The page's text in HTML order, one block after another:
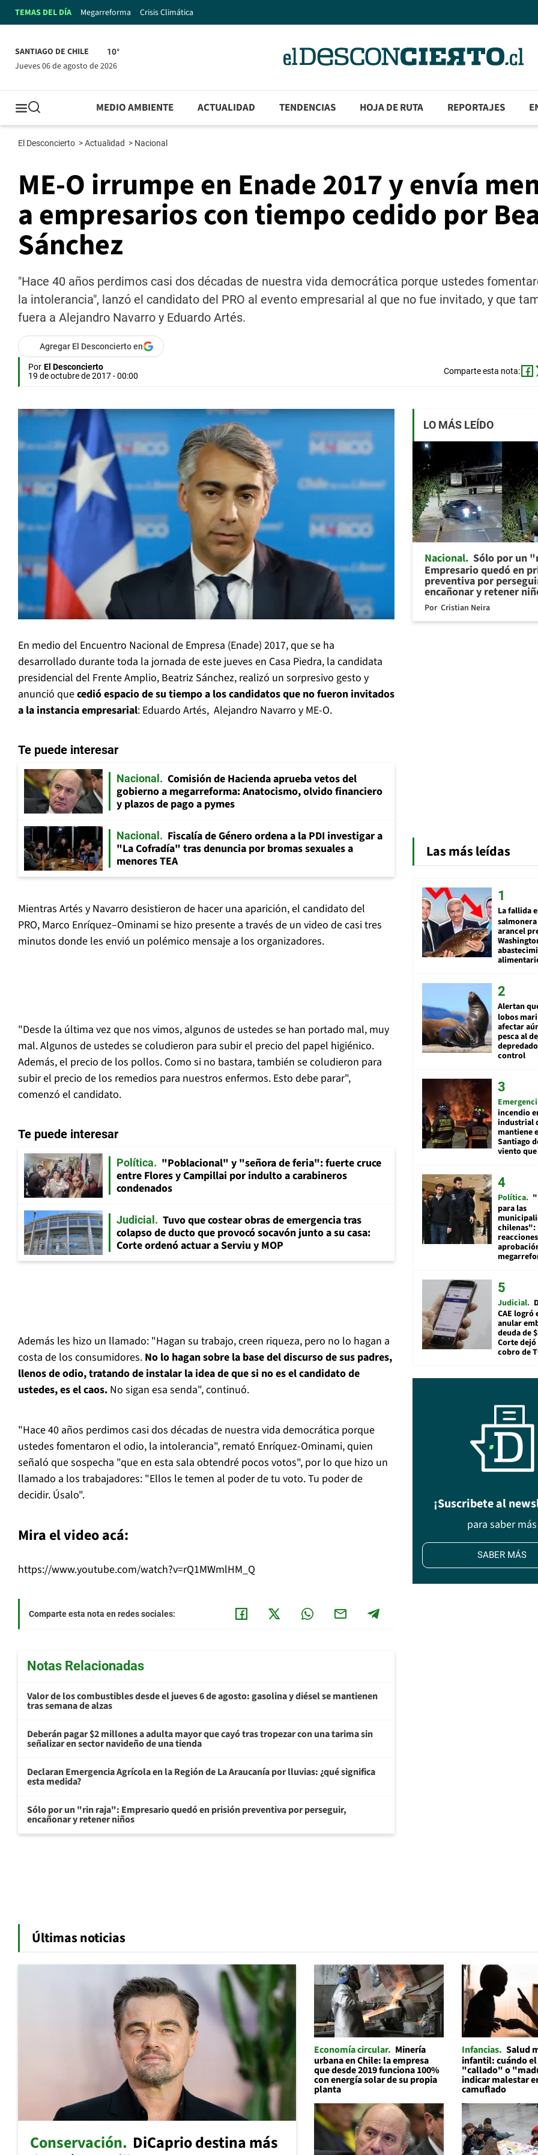
TEMAS DEL DÍA Megarreforma Crisis Climática
SANTIAGO DE CHILE 10°
jueves 06 de agosto de 2026
MEDIO AMBIENTE ACTUALIDAD TENDENCIAS HOJA DE RUTA REPORTAJES
El Desconcierto >Actualidad > Nacional
ME-O irrumpe en Enade 2017 y envía
a empresarios con tiempo cedido por
Sánchez
"Hace 40 años perdimos casi dos décadas de nuestra vida democrática porque ustedes
la intolerancia", lanzó el candidato del PRO al evento empresarial al que no fue invitado, y que
fuera a Alejandro Navarro y Eduardo Artés.
Agregar El Desconcierto en
Por El Desconcierto
19 de octubre de 2017 - 00:00
Comparte esta nota:
En medio del Encuentro Nacional de Empresa (Enade) 2017, que se ha
desarrollado durante toda la jornada de este jueves en Casa Piedra, la candidata
presidencial del Frente Amplio, Beatriz Sánchez, realizó un sorpresivo gesto y
anunció quecedió espacio de su tiempo a los candidatos que no fueron invitados
a la instancia empresarial: Eduardo Artés, Alejandro Navarro y ME-O.
Te puede interesar
Nacional
Comisión de Hacienda aprueba vetos del
gobierno a megarreforma: Anatocismo, olvido financiero
y plazos de pago a pymes
Nacional
Fiscalía de Género ordena a la PDI investigar a
"La Cofradía" tras denuncia por bromas sexuales a
menores TEA
Mientras Artés y Navarro desistieron de hacer una aparición, el candidato del
PRO, Marco Enríquez–Ominami se hizo presente a través de un video de casi tres
minutos donde les envió un polémico mensaje a los organizadores.
"Desde la última vez que nos vimos, algunos de ustedes se han portado mal, muy
mal. Algunos de ustedes se coludieron para subir el precio del papel higiénico.
Además, el precio de los pollos. Como si no bastara, también se coludieron para
subir el precio de los remedios para nuestros enfermos. Esto debe parar",
comenzó el candidato.
Te puede interesar
Política
"Poblacional" y "señora de feria": fuerte cruce
entre Flores y Campillai por indulto a carabineros
condenados
Judicial
Tuvo que costear obras de emergencia tras
colapso de ducto que provocó socavón junto a su casa:
Corte ordenó actuar a Serviu y MOP
Además les hizo un llamado: "Hagan su trabajo, creen riqueza, pero no lo hagan a
costa de los consumidores. No lo hagan sobre la base del discurso de sus padres,
llenos de odio, tratando de instalar la idea de que si no es el candidato de
ustedes, es el caos. No sigan esa senda", continuó.
"Hace 40 años perdimos casi dos décadas de nuestra vida democrática porque
ustedes fomentaron el odio, la intolerancia", remató Enríquez-Ominami, quien
señaló que sospecha "que en esta sala obtendré pocos votos", por lo que hizo un
llamado a los trabajadores: "Ellos le temen al poder de tu voto. Tu poder de
decidir. Úsalo".
Mira el video acá:
https://www.youtube.com/watch?v=rQ1MWmlHM_Q
Comparte esta nota en redes sociales:
Notas Relacionadas
Valor de los combustibles desde el jueves 6 de agosto: gasolina y diésel se mantienen
tras semana de alzas
Deberán pagar $2 millones a adulta mayor que cayó tras tropezar con una tarima sin
señalizar en sector navideño de una tienda
Declaran Emergencia Agrícola en la Región de La Araucanía por lluvias: ¿qué significa
esta medida?
Sólo por un "rin raja": Empresario quedó en prisión preventiva por perseguir,
encañonar y retener niños
LO MÁS LEÍDO
Nacional Sólo por un
Empresario quedó en
preventiva por
encañonar y retener
Por Cristian Neira
Las más leídas
La fallida
arancel
Alertan
lobos
afectar
pesca al
control
incendio
industrial
mantiene
Santiago
viento que
Política
para las
chilenas":
Judicial
CAE logró
anular
deuda de
Corte
cobro de
¡Suscribete al
para saber más
SABER MÁS
Últimas noticias
Conservación DiCaprio destina más
Economía circular
Minería
urbana en Chile: la empresa
que desde 2019 funciona 100%
con energía solar de su propia
planta
Infancias Salud
infantil: cuándo
"callado" o
indicar malestar
camuflado